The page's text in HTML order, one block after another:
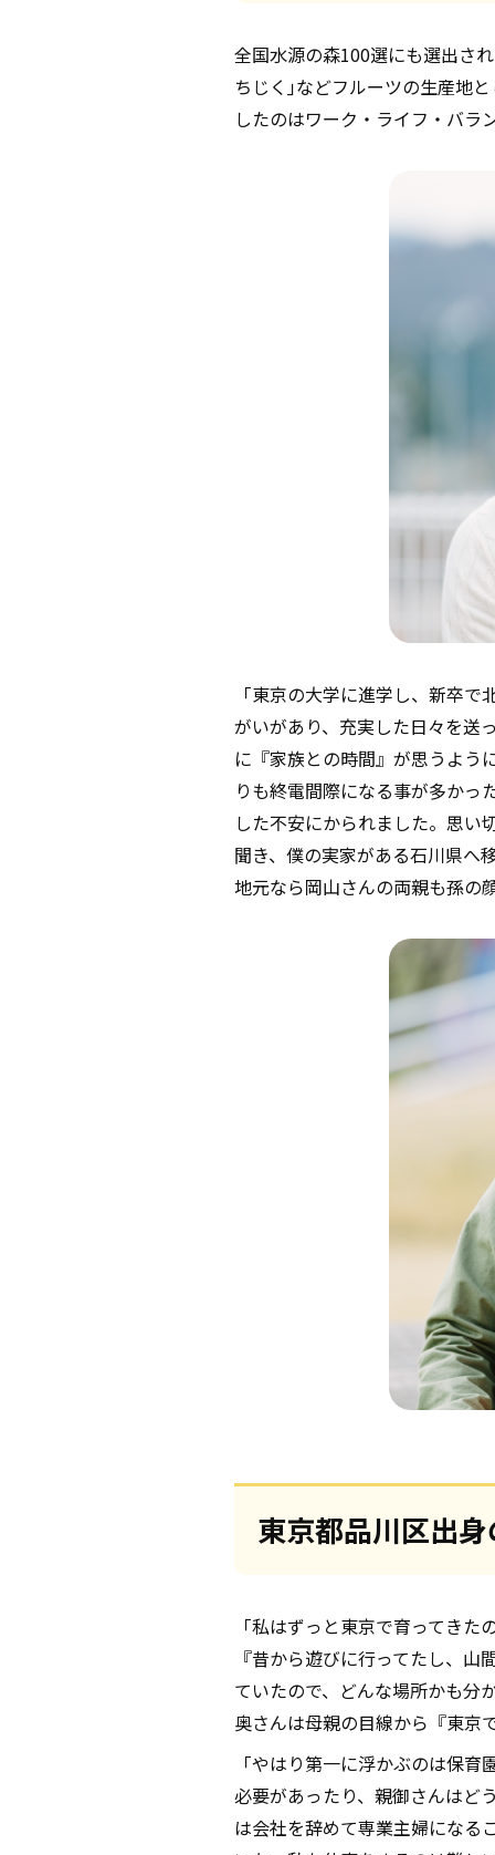
全国水源の森100選にも選出さ
ちじく｣などフルーツの生産地
したのはワーク・ライフ・バラ
「東京の大学に進学し、新卒
がいがあり、充実した日々を送
に『家族との時間』が思うよう
りも終電間際になる事が多かっ
した不安にかられました。思い
聞き、僕の実家がある石川県へ
地元なら岡山さんの両親も孫の
東京都品川区出
「私はずっと東京で育ってき
『昔から遊びに行ってたし、
ていたので、どんな場所かも分
奥さんは母親の目線から『東京
「やはり第一に浮かぶのは保
必要があったり、親御さんはど
は会社を辞めて専業主婦になる